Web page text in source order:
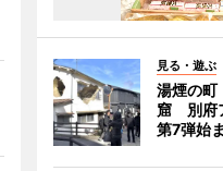
見る・遊ぶ
湯煙の町
窟 別府
第7弾始